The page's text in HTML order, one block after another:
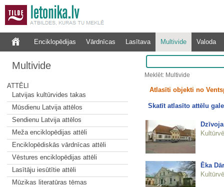
Enciklopēdijas Vārdnīcas Lasītava Multivide Valoda
Multivide
ATTĒLI
Latvijas kultūrvides takas
Mūsdienu Latvija attēlos
Sendienu Latvija attēlos
Meža enciklopēdijas attēli
Enciklopēdiskās vārdnīcas attēli
Vēstures enciklopēdijas attēli
Lasītāju iesūtītie attēli
Mūzikas literatūras tēmas
Meklēt: Multivide
Atlasīti objekti no
Skatīt atlasīto attēlu
Ēka